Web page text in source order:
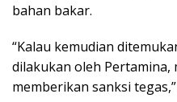
bahan bakar.
“Kalau kemudian
dilakukan oleh Pertamina,
memberikan sanksi